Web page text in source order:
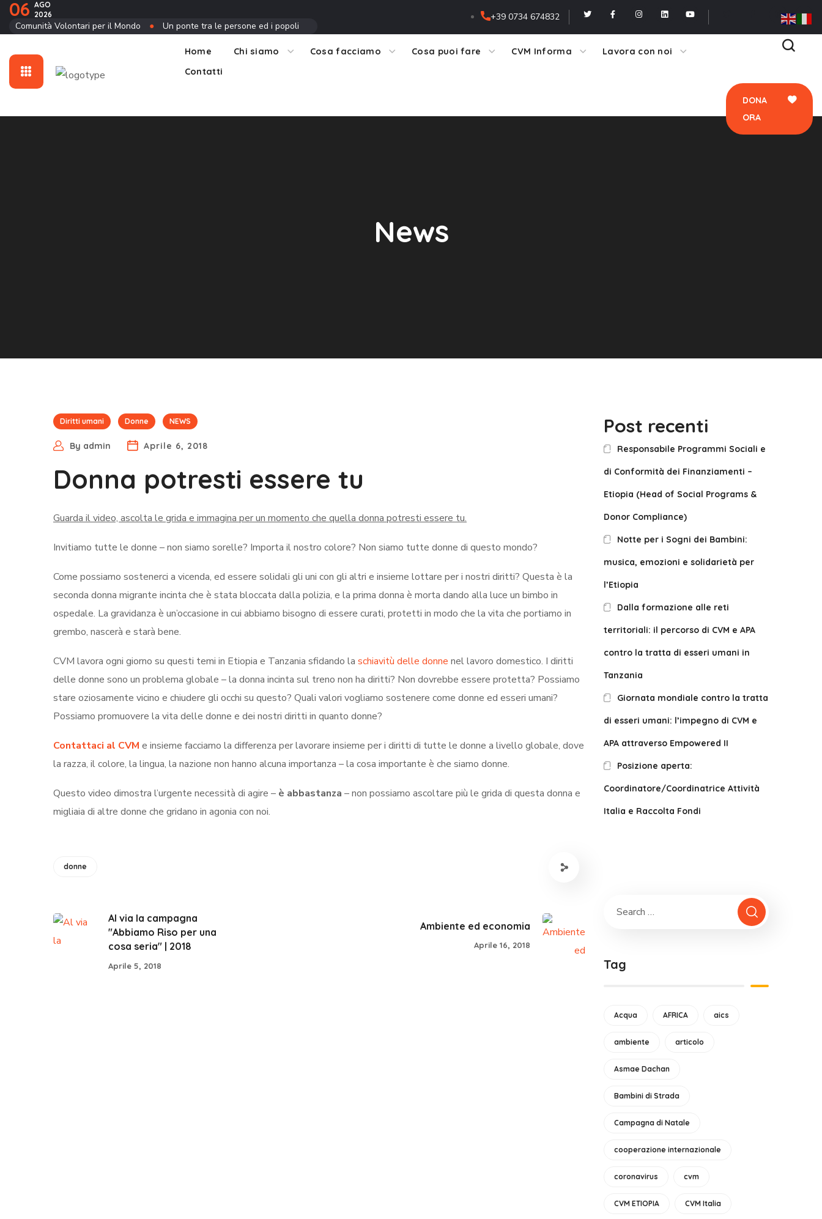
06 AGO
2026
Comunità Volontari per il Mondo ● Un ponte tra le persone ed i popoli
+39 0734 674832
Home Chi siamo Cosa facciamo Cosa puoi fare CVM Informa
Lavora con noi
Contatti
DONA
ORA
Contatti
News
Diritti umani Donne NEWS
By admin Aprile 6, 2018
Donna potresti essere tu
Guarda il video, ascolta le grida e immagina per un momento che quella donna potresti essere tu.
Invitiamo tutte le donne – non siamo sorelle? Importa il nostro colore? Non siamo tutte donne di questo mondo?
Come possiamo sostenerci a vicenda, ed essere solidali gli uni con gli altri e insieme lottare per i nostri diritti? Questa è la
seconda donna migrante incinta che è stata bloccata dalla polizia, e la prima donna è morta dando alla luce un bimbo in
ospedale. La gravidanza è un’occasione in cui abbiamo bisogno di essere curati, protetti in modo che la vita che portiamo in
grembo, nascerà e starà bene.
CVM lavora ogni giorno su questi temi in Etiopia e Tanzania sfidando la schiavitù delle donne nel lavoro domestico. I diritti
delle donne sono un problema globale – la donna incinta sul treno non ha diritti? Non dovrebbe essere protetta? Possiamo
stare oziosamente vicino e chiudere gli occhi su questo? Quali valori vogliamo sostenere come donne ed esseri umani?
Possiamo promuovere la vita delle donne e dei nostri diritti in quanto donne?
Contattaci al CVM e insieme facciamo la differenza per lavorare insieme per i diritti di tutte le donne a livello globale, dove
la razza, il colore, la lingua, la nazione non hanno alcuna importanza – la cosa importante è che siamo donne.
Questo video dimostra l’urgente necessità di agire – è abbastanza – non possiamo ascoltare più le grida di questa donna e
migliaia di altre donne che gridano in agonia con noi.
donne
Al via la campagna
"Abbiamo Riso per una
cosa seria" | 2018
Aprile 5, 2018
Ambiente ed economia
Aprile 16, 2018
Post recenti
Responsabile Programmi Sociali e
di Conformità dei Finanziamenti –
Etiopia (Head of Social Programs &
Donor Compliance)
Notte per i Sogni dei Bambini:
musica, emozioni e solidarietà per
l’Etiopia
Dalla formazione alle reti
territoriali: il percorso di CVM e APA
contro la tratta di esseri umani in
Tanzania
Giornata mondiale contro la tratta
di esseri umani: l’impegno di CVM e
APA attraverso Empowered II
Posizione aperta:
Coordinatore/Coordinatrice Attività
Italia e Raccolta Fondi
Tag
Acqua AFRICA aics
ambiente articolo
Asmae Dachan
Bambini di Strada
Campagna di Natale
cooperazione internazionale
coronavirus cvm
CVM ETIOPIA CVM Italia